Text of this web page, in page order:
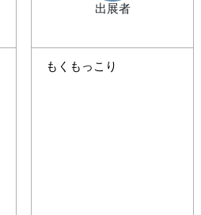
出展者
もくもっこり